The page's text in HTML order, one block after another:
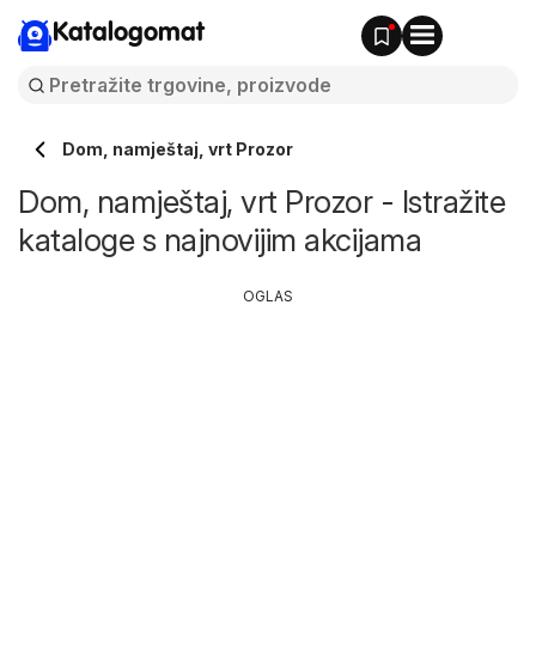
Katalogomat
Dom, namještaj, vrt Prozor
Dom, namještaj, vrt Prozor - Istražite
kataloge s najnovijim akcijama
OGLAS